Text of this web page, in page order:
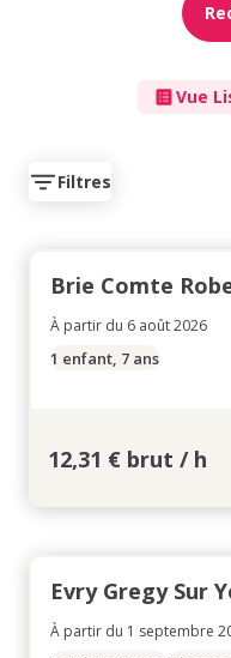
Vue
Filtres
Brie Comte
À partir du 6 août 2026
1 enfant, 7 ans
12,31 € brut / h
Evry Gregy Sur
À partir du 1 septembre